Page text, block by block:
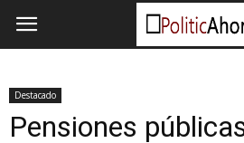
Destacado
Pensiones